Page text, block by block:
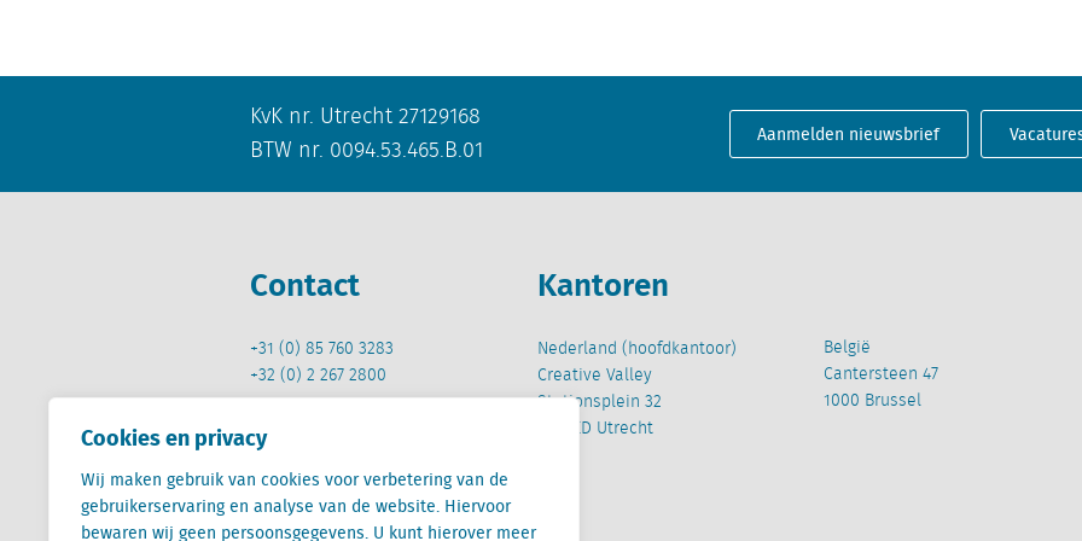
Cookies en privacy
Wij maken gebruik van cookies voor verbetering van de
gebruikerservaring en analyse van de website. Hiervoor
bewaren wij geen persoonsgegevens. U kunt hierover meer
KvK nr. Utrecht 27129168
BTW nr. 0094.53.465.B.01
Aanmelden nieuwsbrief
Contact
+31 (0) 85 760 3283
+32 (0) 2 267 2800
Kantoren
Nederland (hoofdkantoor)
Creative Valley
Stationsplein 32
3511 ED Utrecht
België
Cantersteen 47
1000 Brussel